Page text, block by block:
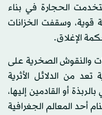
الحجارة في بناء
وسقفت الخزانات
الإغلاق.
والنقوش الصخرية على
تعد من الدلائل الأثرية
أو القادمين إليها،
أحد المعالم الجغرافية